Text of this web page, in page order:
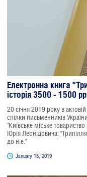
Електронна книга
історія 3500 - 1500
20 січня 2019 року в
спілки письменників
"Київське міське товариство
Юрія Леонідовича:
до н.е."
January 15, 2019